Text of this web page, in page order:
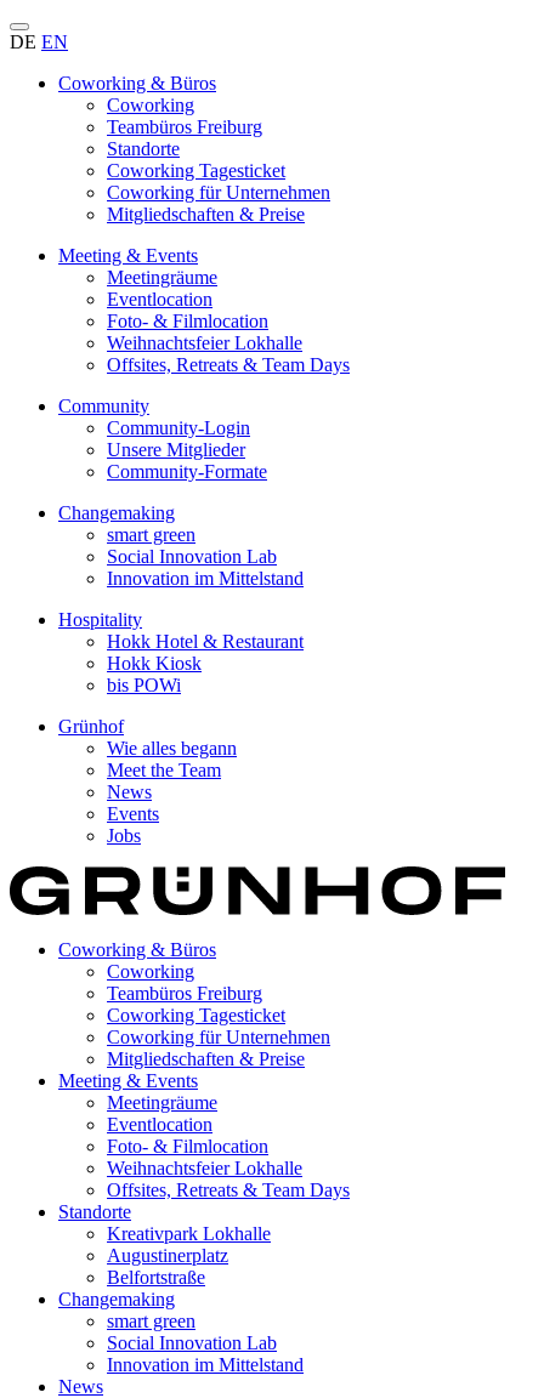
DE EN
Coworking & Büros
Coworking
Teambüros Freiburg
Standorte
Coworking Tagesticket
Coworking für Unternehmen
Mitgliedschaften & Preise
Meeting & Events
Meetingräume
Eventlocation
Foto- & Filmlocation
Weihnachtsfeier Lokhalle
Offsites, Retreats & Team Days
Community
Community-Login
Unsere Mitglieder
Community-Formate
Changemaking
smart green
Social Innovation Lab
Innovation im Mittelstand
Hospitality
Hokk Hotel & Restaurant
Hokk Kiosk
bis POWi
Grünhof
Wie alles begann
Meet the Team
News
Events
Jobs
Coworking & Büros
Coworking
Teambüros Freiburg
Coworking Tagesticket
Coworking für Unternehmen
Mitgliedschaften & Preise
Meeting & Events
Meetingräume
Eventlocation
Foto- & Filmlocation
Weihnachtsfeier Lokhalle
Offsites, Retreats & Team Days
Standorte
Kreativpark Lokhalle
Augustinerplatz
Belfortstraße
Changemaking
smart green
Social Innovation Lab
Innovation im Mittelstand
News